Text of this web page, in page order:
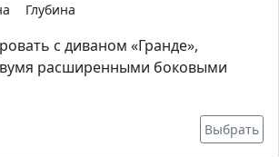
Глубина
с диваном «Гранде»,
расширенными боковыми
Выбрать